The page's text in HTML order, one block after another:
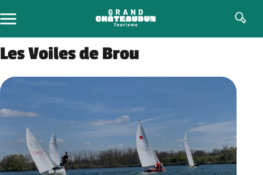
to
content
Les Voiles de Brou